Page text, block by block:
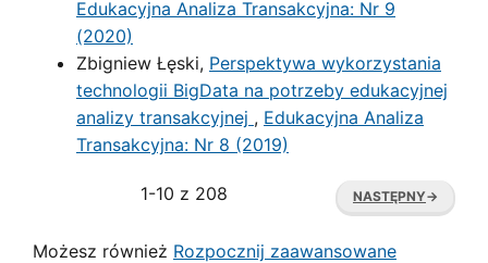
Edukacyjna Analiza Transakcyjna: Nr 9
(2020)
Zbigniew Łęski, Perspektywa wykorzystania
technologii BigData na potrzeby edukacyjnej
analizy transakcyjnej , Edukacyjna Analiza
Transakcyjna: Nr 8 (2019)
1-10 z 208 NASTĘPNY→
Możesz również Rozpocznij zaawansowane